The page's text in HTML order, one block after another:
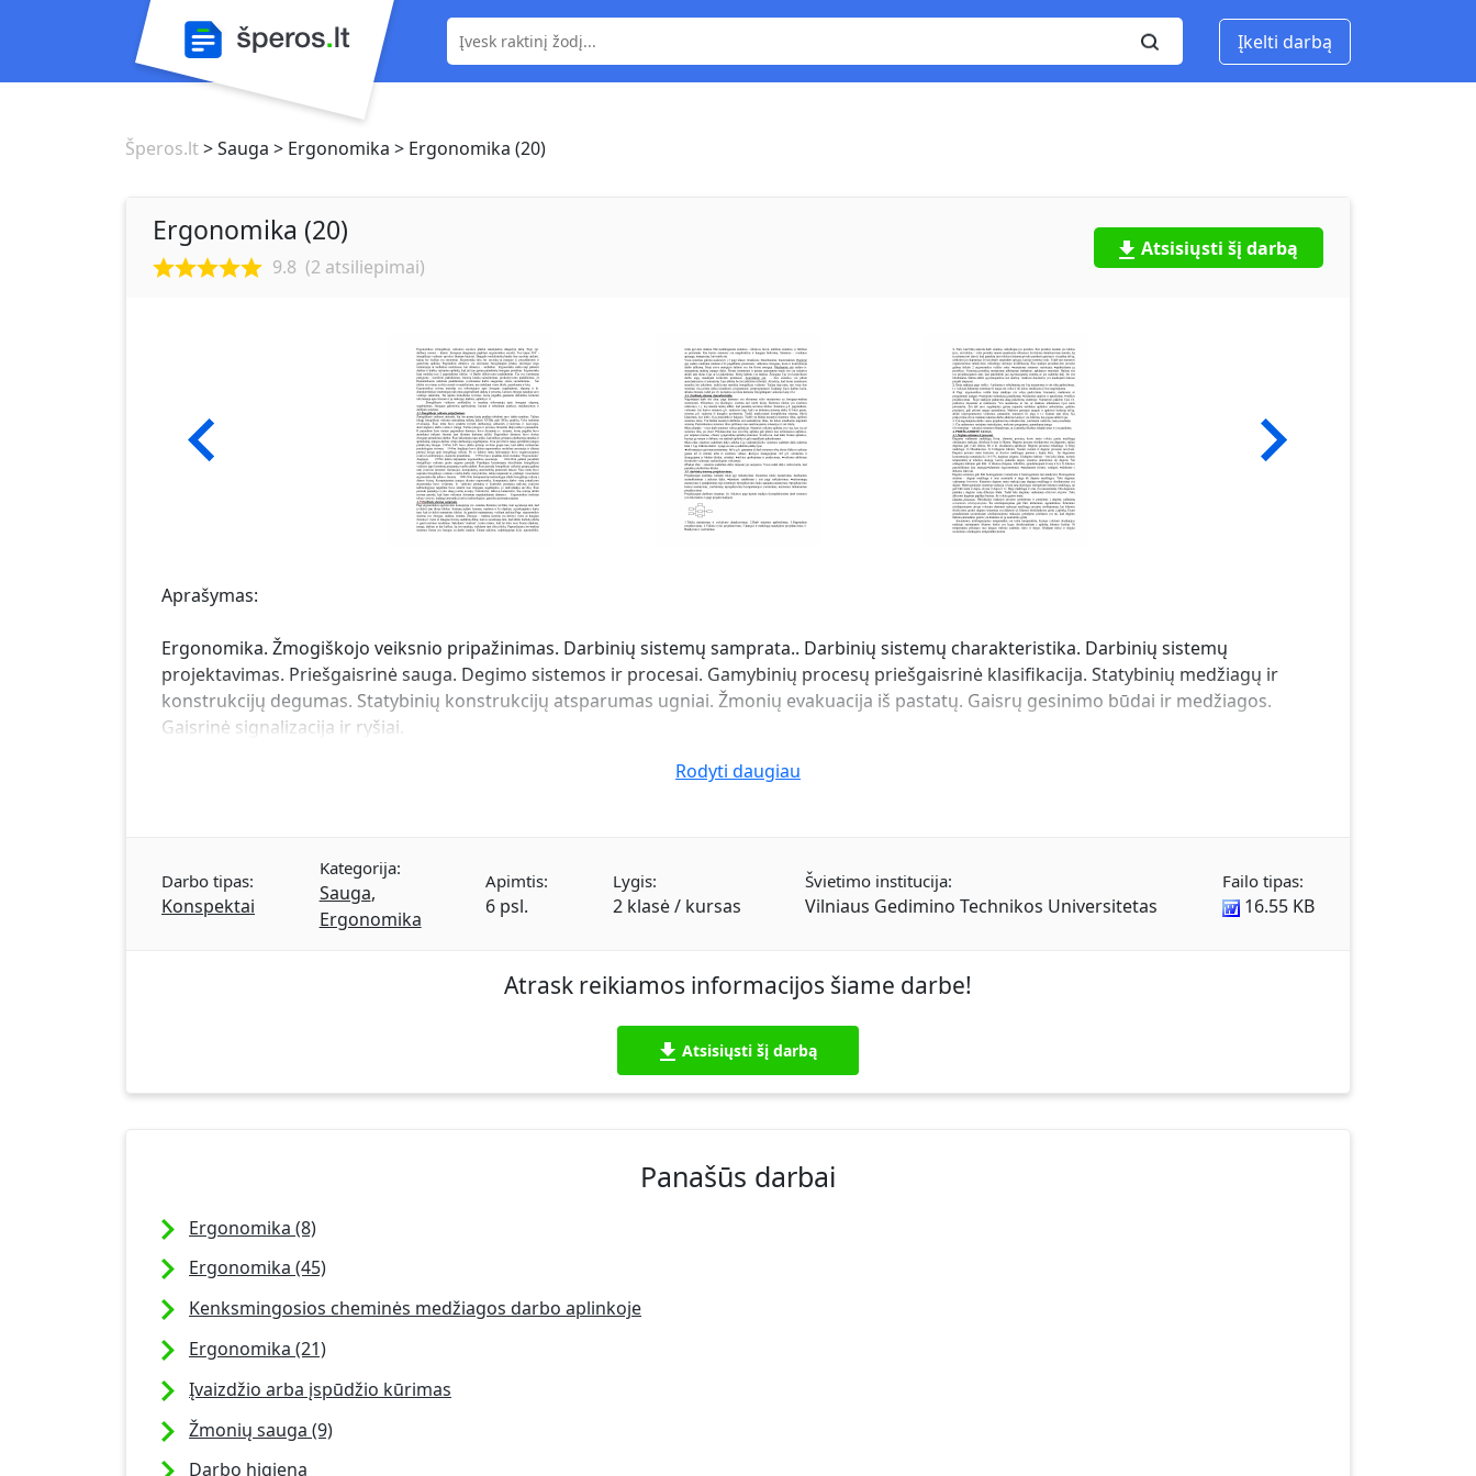
Įkelti darbą
Šperos.lt> Sauga > Ergonomika > Ergonomika (20)
Ergonomika (20)
9.8 (2 atsiliepimai)
Atsisiųsti šį darbą
Aprašymas:
Ergonomika. Žmogiškojo veiksnio pripažinimas. Darbinių sistemų samprata.. Darbinių sistemų charakteristika. Darbinių sistemų
projektavimas. Priešgaisrinė sauga. Degimo sistemos ir procesai. Gamybinių procesų priešgaisrinė klasifikacija. Statybinių medžiagų ir
konstrukcijų degumas. Statybinių konstrukcijų atsparumas ugniai. Žmonių evakuacija iš pastatų. Gaisrų gesinimo būdai ir medžiagos.
Gaisrinė signalizacija ir ryšiai.
Rodyti daugiau
Darbo tipas:
Konspektai
Kategorija:
Sauga,
Ergonomika
Apimtis:
6 psl.
Lygis:
2 klasė / kursas
Švietimo institucija:
Vilniaus Gedimino Technikos Universitetas
Failo tipas:
16.55 KB
Atrask reikiamos informacijos šiame darbe!
Atsisiųsti šį darbą
Panašūs darbai
Ergonomika (8)
Ergonomika (45)
Kenksmingosios cheminės medžiagos darbo aplinkoje
Ergonomika (21)
Įvaizdžio arba įspūdžio kūrimas
Žmonių sauga (9)
Darbo higiena